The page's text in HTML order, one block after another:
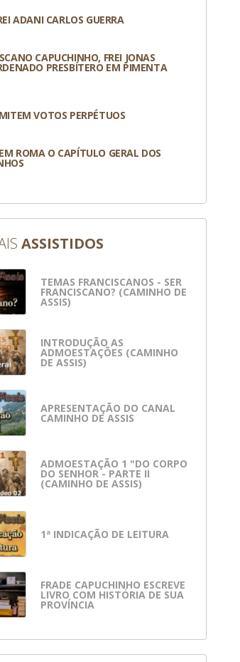
ADANI CARLOS GUERRA
CAPUCHINHO, FREI JONAS
PRESBÍTERO EM PIMENTA
VOTOS PERPÉTUOS
ROMA O CAPÍTULO GERAL DOS
ASSISTIDOS
TEMAS FRANCISCANOS - SER
FRANCISCANO? (CAMINHO DE
ASSIS)
INTRODUÇÃO AS
ADMOESTAÇÕES (CAMINHO
DE ASSIS)
APRESENTAÇÃO DO CANAL
CAMINHO DE ASSIS
ADMOESTAÇÃO 1 "DO CORPO
DO SENHOR - PARTE II
(CAMINHO DE ASSIS)
1ª INDICAÇÃO DE LEITURA
FRADE CAPUCHINHO ESCREVE
LIVRO COM HISTÓRIA DE SUA
PROVÍNCIA